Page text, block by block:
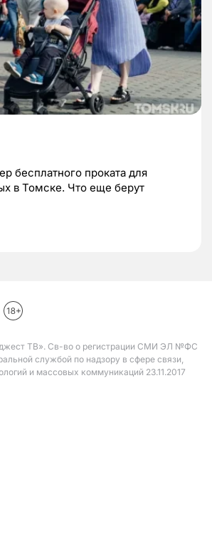
бесплатного проката для
в Томске. Что еще берут
ТВ». Св-во о регистрации СМИ ЭЛ №ФС
службой по надзору в сфере связи,
и массовых коммуникаций 23.11.2017